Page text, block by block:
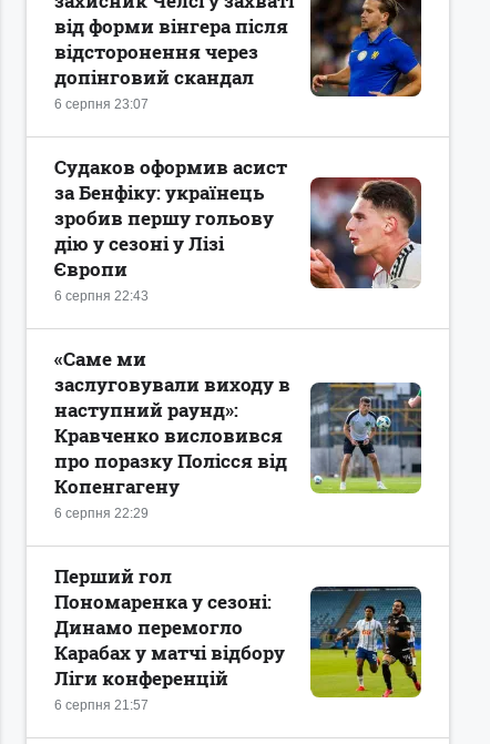
6 серпня 23:07
від форми вінгера після
відсторонення через
допінговий скандал
6 серпня 22:43
Судаков оформив асист
за Бенфіку: українець
зробив першу гольову
дію у сезоні у Лізі
Європи
6 серпня 22:29
«Саме ми
заслуговували виходу в
наступний раунд»:
Кравченко висловився
про поразку Полісся від
Копенгагену
6 серпня 21:57
Перший гол
Пономаренка у сезоні:
Динамо перемогло
Карабах у матчі відбору
Ліги конференцій